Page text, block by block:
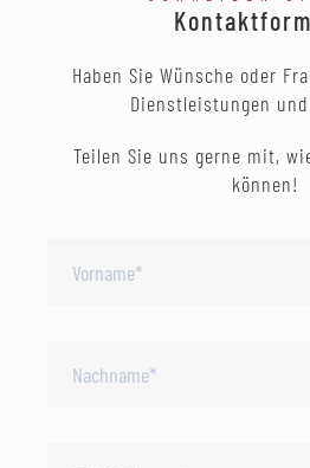
Haben Sie Wünsche oder
Dienstleistungen
Teilen Sie uns gerne mit,
können!